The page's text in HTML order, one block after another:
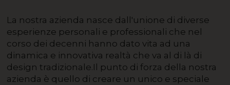
La nostra azienda nasce dall'unione di diverse
esperienze personali e professionali che nel
corso dei decenni hanno dato vita ad una
dinamica e innovativa realtà che va al di là di
design tradizionale.Il punto di forza della nostra
azienda è quello di creare un unico e speciale